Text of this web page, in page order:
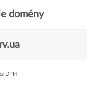
domény
DPH